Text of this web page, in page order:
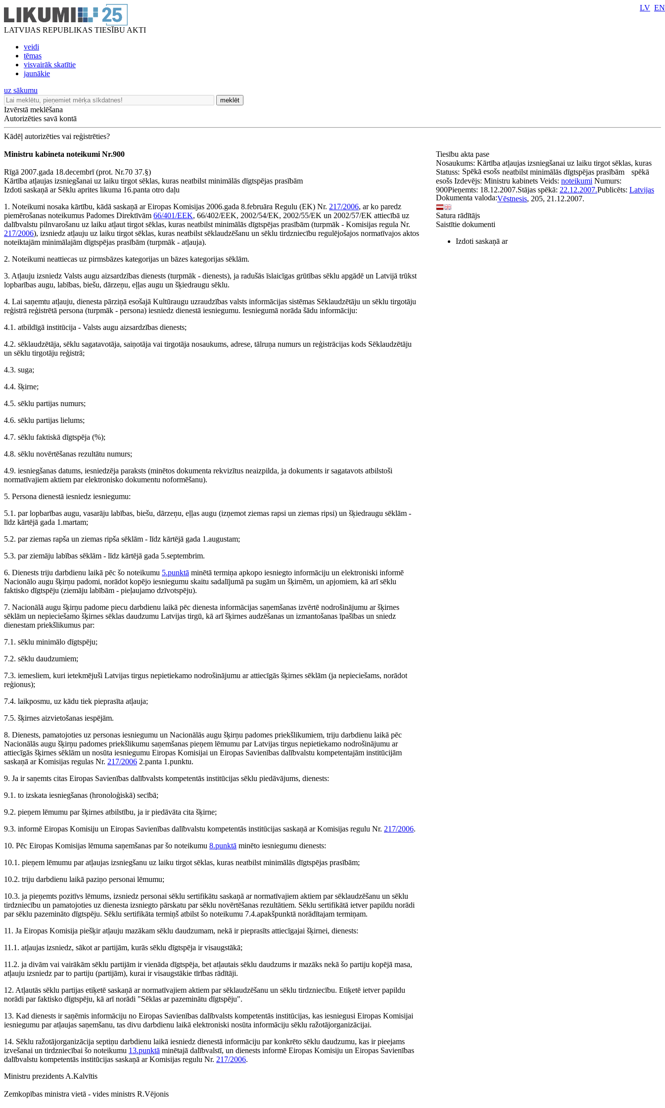
LATVIJAS REPUBLIKAS TIESĪBU AKTI
veidi
tēmas
visvairāk skatītie
jaunākie
LV EN
uz sākumu
meklēt
Izvērstā meklēšana
Autorizēties savā kontā
Kādēļ autorizēties vai reģistrēties?
Ministru kabineta noteikumi Nr.900
Rīgā 2007.gada 18.decembrī (prot. Nr.70 37.§)
Kārtība atļaujas izsniegšanai uz laiku tirgot sēklas, kuras neatbilst minimālās dīgtspējas prasībām
Izdoti saskaņā ar Sēklu aprites likuma 16.panta otro daļu
1. Noteikumi nosaka kārtību, kādā saskaņā ar Eiropas Komisijas 2006.gada 8.februāra Regulu (EK) Nr. 217/2006, ar ko paredz
piemērošanas noteikumus Padomes Direktīvām 66/401/EEK, 66/402/EEK, 2002/54/EK, 2002/55/EK un 2002/57/EK attiecībā uz
dalībvalstu pilnvarošanu uz laiku atļaut tirgot sēklas, kuras neatbilst minimālās dīgtspējas prasībām (turpmāk - Komisijas regula Nr.
217/2006), izsniedz atļauju uz laiku tirgot sēklas, kuras neatbilst sēklaudzēšanu un sēklu tirdzniecību regulējošajos normatīvajos aktos
noteiktajām minimālajām dīgtspējas prasībām (turpmāk - atļauja).
2. Noteikumi neattiecas uz pirmsbāzes kategorijas un bāzes kategorijas sēklām.
3. Atļauju izsniedz Valsts augu aizsardzības dienests (turpmāk - dienests), ja radušās īslaicīgas grūtības sēklu apgādē un Latvijā trūkst
lopbarības augu, labības, biešu, dārzeņu, eļļas augu un šķiedraugu sēklu.
4. Lai saņemtu atļauju, dienesta pārziņā esošajā Kultūraugu uzraudzības valsts informācijas sistēmas Sēklaudzētāju un sēklu tirgotāju
reģistrā reģistrētā persona (turpmāk - persona) iesniedz dienestā iesniegumu. Iesniegumā norāda šādu informāciju:
4.1. atbildīgā institūcija - Valsts augu aizsardzības dienests;
4.2. sēklaudzētāja, sēklu sagatavotāja, saiņotāja vai tirgotāja nosaukums, adrese, tālruņa numurs un reģistrācijas kods Sēklaudzētāju
un sēklu tirgotāju reģistrā;
4.3. suga;
4.4. šķirne;
4.5. sēklu partijas numurs;
4.6. sēklu partijas lielums;
4.7. sēklu faktiskā dīgtspēja (%);
4.8. sēklu novērtēšanas rezultātu numurs;
4.9. iesniegšanas datums, iesniedzēja paraksts (minētos dokumenta rekvizītus neaizpilda, ja dokuments ir sagatavots atbilstoši
normatīvajiem aktiem par elektronisko dokumentu noformēšanu).
5. Persona dienestā iesniedz iesniegumu:
5.1. par lopbarības augu, vasarāju labības, biešu, dārzeņu, eļļas augu (izņemot ziemas rapsi un ziemas ripsi) un šķiedraugu sēklām -
līdz kārtējā gada 1.martam;
5.2. par ziemas rapša un ziemas ripša sēklām - līdz kārtējā gada 1.augustam;
5.3. par ziemāju labības sēklām - līdz kārtējā gada 5.septembrim.
6. Dienests triju darbdienu laikā pēc šo noteikumu 5.punktā minētā termiņa apkopo iesniegto informāciju un elektroniski informē
Nacionālo augu šķirņu padomi, norādot kopējo iesniegumu skaitu sadalījumā pa sugām un šķirnēm, un apjomiem, kā arī sēklu
faktisko dīgtspēju (ziemāju labībām - pieļaujamo dzīvotspēju).
7. Nacionālā augu šķirņu padome piecu darbdienu laikā pēc dienesta informācijas saņemšanas izvērtē nodrošinājumu ar šķirnes
sēklām un nepieciešamo šķirnes sēklas daudzumu Latvijas tirgū, kā arī šķirnes audzēšanas un izmantošanas īpašības un sniedz
dienestam priekšlikumus par:
7.1. sēklu minimālo dīgtspēju;
7.2. sēklu daudzumiem;
7.3. iemesliem, kuri ietekmējuši Latvijas tirgus nepietiekamo nodrošinā­jumu ar attiecīgās šķirnes sēklām (ja nepieciešams, norādot
reģionus);
7.4. laikposmu, uz kādu tiek pieprasīta atļauja;
7.5. šķirnes aizvietošanas iespējām.
8. Dienests, pamatojoties uz personas iesniegumu un Nacionālās augu šķirņu padomes priekšlikumiem, triju darbdienu laikā pēc
Nacionālās augu šķirņu padomes priekšlikumu saņemšanas pieņem lēmumu par Latvijas tirgus nepietiekamo nodrošinājumu ar
attiecīgās šķirnes sēklām un nosūta iesniegumu Eiropas Komisijai un Eiropas Savienības dalībvalstu kompetentajām institūcijām
saskaņā ar Komisijas regulas Nr. 217/2006 2.panta 1.punktu.
9. Ja ir saņemts citas Eiropas Savienības dalībvalsts kompetentās institūcijas sēklu piedāvājums, dienests:
9.1. to izskata iesniegšanas (hronoloģiskā) secībā;
9.2. pieņem lēmumu par šķirnes atbilstību, ja ir piedāvāta cita šķirne;
9.3. informē Eiropas Komisiju un Eiropas Savienības dalībvalstu kompetentās institūcijas saskaņā ar Komisijas regulu Nr. 217/2006.
10. Pēc Eiropas Komisijas lēmuma saņemšanas par šo noteikumu 8.punktā minēto iesniegumu dienests:
10.1. pieņem lēmumu par atļaujas izsniegšanu uz laiku tirgot sēklas, kuras neatbilst minimālās dīgtspējas prasībām;
10.2. triju darbdienu laikā paziņo personai lēmumu;
10.3. ja pieņemts pozitīvs lēmums, izsniedz personai sēklu sertifikātu saskaņā ar normatīvajiem aktiem par sēklaudzēšanu un sēklu
tirdzniecību un pamatojoties uz dienesta izsniegto pārskatu par sēklu novērtēšanas rezultātiem. Sēklu sertifikātā ietver papildu norādi
par sēklu pazemināto dīgtspēju. Sēklu sertifikāta termiņš atbilst šo noteikumu 7.4.apakšpunktā norādītajam termiņam.
11. Ja Eiropas Komisija piešķir atļauju mazākam sēklu daudzumam, nekā ir pieprasīts attiecīgajai šķirnei, dienests:
11.1. atļaujas izsniedz, sākot ar partijām, kurās sēklu dīgtspēja ir visaugstākā;
11.2. ja divām vai vairākām sēklu partijām ir vienāda dīgtspēja, bet atļautais sēklu daudzums ir mazāks nekā šo partiju kopējā masa,
atļauju izsniedz par to partiju (partijām), kurai ir visaugstākie tīrības rādītāji.
12. Atļautās sēklu partijas etiķetē saskaņā ar normatīvajiem aktiem par sēklaudzēšanu un sēklu tirdzniecību. Etiķetē ietver papildu
norādi par faktisko dīgtspēju, kā arī norādi "Sēklas ar pazeminātu dīgtspēju".
13. Kad dienests ir saņēmis informāciju no Eiropas Savienības dalībvalsts kompetentās institūcijas, kas iesniegusi Eiropas Komisijai
iesniegumu par atļaujas saņemšanu, tas divu darbdienu laikā elektroniski nosūta informāciju sēklu ražotājorganizācijai.
14. Sēklu ražotājorganizācija septiņu darbdienu laikā iesniedz dienestā informāciju par konkrēto sēklu daudzumu, kas ir pieejams
izvešanai un tirdzniecībai šo noteikumu 13.punktā minētajā dalībvalstī, un dienests informē Eiropas Komisiju un Eiropas Savienības
dalībvalstu kompetentās institūcijas saskaņā ar Komisijas regulu Nr. 217/2006.
Ministru prezidents A.Kalvītis
Zemkopības ministra vietā - vides ministrs R.Vējonis
Tiesību akta pase
Nosaukums: Kārtība atļaujas izsniegšanai uz laiku tirgot sēklas, kuras
neatbilst minimālās dīgtspējas prasībām
Statuss: Spēkā esošs
spēkā
esošs Izdevējs: Ministru kabinets Veids: noteikumi Numurs:
900Pieņemts: 18.12.2007.Stājas spēkā: 22.12.2007.Publicēts: Latvijas
Vēstnesis, 205, 21.12.2007.
Dokumenta valoda:
Satura rādītājs
Saistītie dokumenti
Izdoti saskaņā ar